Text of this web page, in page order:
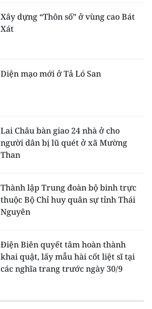
Xây dựng “Thôn số” ở vùng cao Bát
Xát
Diện mạo mới ở Tả Ló San
Lai Châu bàn giao 24 nhà ở cho
người dân bị lũ quét ở xã Mường
Than
Thành lập Trung đoàn bộ binh trực
thuộc Bộ Chỉ huy quân sự tỉnh Thái
Nguyên
Điện Biên quyết tâm hoàn thành
khai quật, lấy mẫu hài cốt liệt sĩ tại
các nghĩa trang trước ngày 30/9